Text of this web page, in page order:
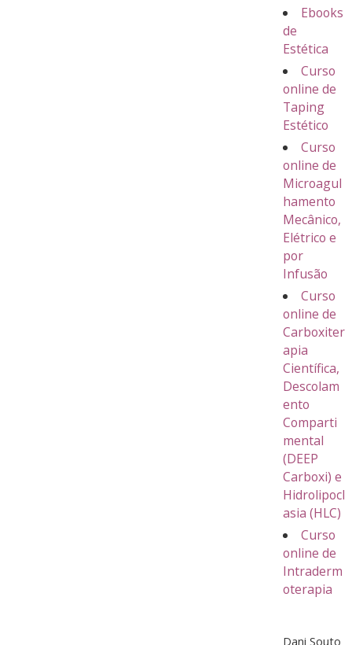
Ebooks
de
Estética
Curso
online de
Taping
Estético
Curso
online de
Microagul
hamento
Mecânico,
Elétrico e
por
Infusão
Curso
online de
Carboxiter
apia
Científica,
Descolam
ento
Comparti
mental
(DEEP
Carboxi) e
Hidrolipocl
asia (HLC)
Curso
online de
Intraderm
oterapia
Dani Souto